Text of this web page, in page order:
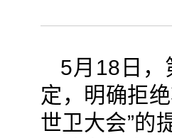
5月18日，
定，明确拒
世卫大会”的